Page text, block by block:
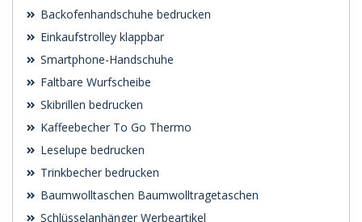
Backofenhandschuhe bedrucken
Einkaufstrolley klappbar
Smartphone-Handschuhe
Faltbare Wurfscheibe
Skibrillen bedrucken
Kaffeebecher To Go Thermo
Leselupe bedrucken
Trinkbecher bedrucken
Baumwolltaschen Baumwolltragetaschen
Schlüsselanhänger Werbeartikel